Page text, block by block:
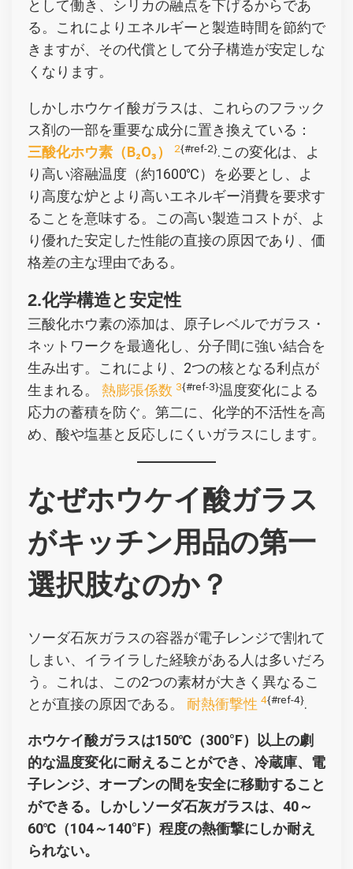
として働き、シリカの融点を下げるからであ
る。これによりエネルギーと製造時間を節約で
きますが、その代償として分子構造が安定しな
くなります。
しかしホウケイ酸ガラスは、これらのフラック
ス剤の一部を重要な成分に置き換えている：
三酸化ホウ素（B₂O₃）
2{#ref-2}.この変化は、よ
り高い溶融温度（約1600℃）を必要とし、よ
り高度な炉とより高いエネルギー消費を要求す
ることを意味する。この高い製造コストが、よ
り優れた安定した性能の直接の原因であり、価
格差の主な理由である。
2.化学構造と安定性
三酸化ホウ素の添加は、原子レベルでガラス・
ネットワークを最適化し、分子間に強い結合を
生み出す。これにより、2つの核となる利点が
生まれる。 熱膨張係数 3{#ref-3}温度変化による
応力の蓄積を防ぐ。第二に、化学的不活性を高
め、酸や塩基と反応しにくいガラスにします。
なぜホウケイ酸ガラス
がキッチン用品の第一
選択肢なのか？
ソーダ石灰ガラスの容器が電子レンジで割れて
しまい、イライラした経験がある人は多いだろ
う。これは、この2つの素材が大きく異なるこ
とが直接の原因である。 耐熱衝撃性 4{#ref-4}.
ホウケイ酸ガラスは150℃（300°F）以上の劇
的な温度変化に耐えることができ、冷蔵庫、電
子レンジ、オーブンの間を安全に移動すること
ができる。しかしソーダ石灰ガラスは、40～
60℃（104～140°F）程度の熱衝撃にしか耐え
られない。